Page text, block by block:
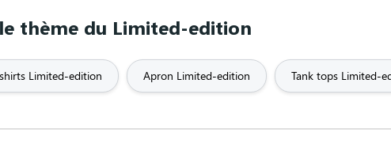
thème du Limited-edition
Limited-edition Apron Limited-edition Tank tops Limited-